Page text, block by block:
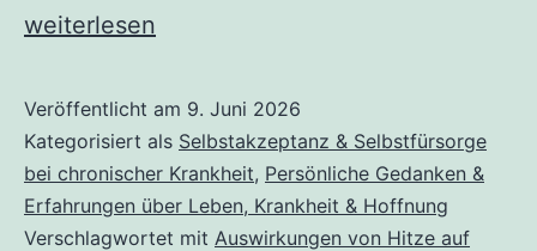
Chronisch
im
Sommer
–
warum
weiterlesen
Veröffentlicht am 9. Juni 2026
Kategorisiert als Selbstakzeptanz & Selbstfürsorge
bei chronischer Krankheit, Persönliche Gedanken &
Erfahrungen über Leben, Krankheit & Hoffnung
Verschlagwortet mit Auswirkungen von Hitze auf